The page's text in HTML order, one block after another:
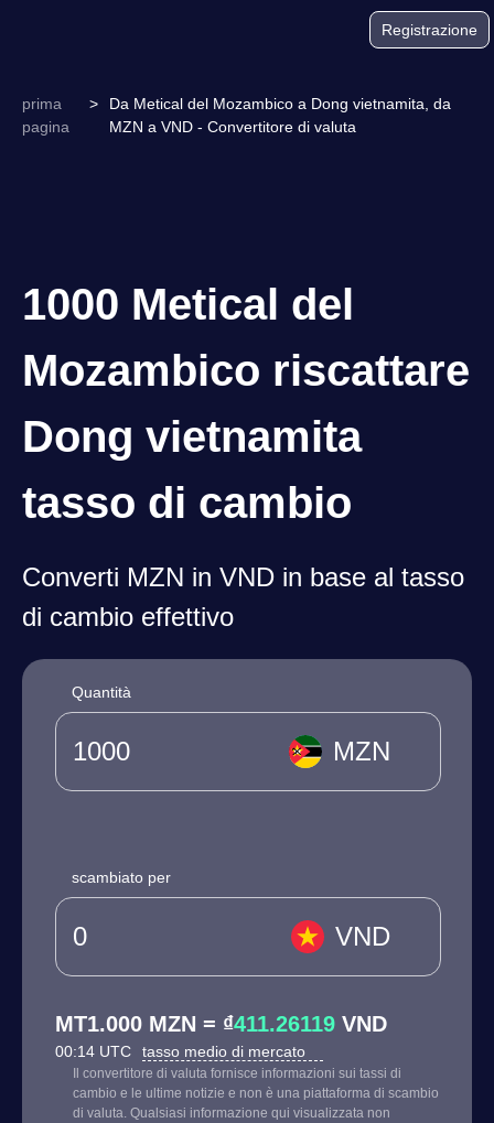
Registrazione
prima
pagina
>
Da Metical del Mozambico a Dong vietnamita, da
MZN a VND - Convertitore di valuta
1000 Metical del
Mozambico riscattare
Dong vietnamita
tasso di cambio
Converti MZN in VND in base al tasso
di cambio effettivo
Quantità
MZN
scambiato per
VND
MT1.000 MZN = ₫411.26119 VND
00:14 UTC tasso medio di mercato
Il convertitore di valuta fornisce informazioni sui tassi di
cambio e le ultime notizie e non è una piattaforma di scambio
di valuta. Qualsiasi informazione qui visualizzata non